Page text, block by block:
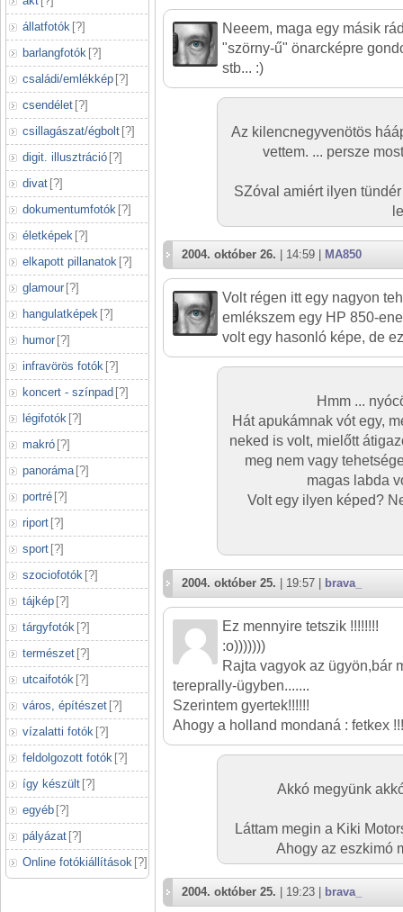
állatfotók [?]
barlangfotók [?]
családi/emlékkép [?]
csendélet [?]
csillagászat/égbolt [?]
digit. illusztráció [?]
divat [?]
dokumentumfotók [?]
életképek [?]
elkapott pillanatok [?]
glamour [?]
hangulatképek [?]
humor [?]
infravörös fotók [?]
koncert - színpad [?]
légifotók [?]
makró [?]
panoráma [?]
portré [?]
riport [?]
sport [?]
szociofotók [?]
tájkép [?]
tárgyfotók [?]
természet [?]
utcaifotók [?]
város, építészet [?]
vízalatti fotók [?]
feldolgozott fotók [?]
így készült [?]
egyéb [?]
pályázat [?]
Online fotókiállítások [?]
Neeem, maga egy másik
"szörny-ű" önarcképre
stb... :)
Az kilencnegyvenötös
vettem. ... persze
SZóval amiért ilyen
2004. október 26. | 14:59 | MA850
Volt régen itt egy nagyon
emlékszem egy HP 850-
volt egy hasonló képe, de
Hmm ...
Hát apukámnak vót egy,
neked is volt, mielőtt
meg nem vagy
magas labda
Volt egy ilyen képed?
2004. október 25. | 19:57 | brava_
Ez mennyire tetszik !!!!!!!!
:o)))))))
Rajta vagyok az ügyön,bár
tereprally-ügyben.......
Szerintem gyertek!!!!!!
Ahogy a holland mondaná : fetkex
Akkó megyünk
Láttam megin a Kiki
Ahogy az eszkimó
2004. október 25. | 19:23 | brava_